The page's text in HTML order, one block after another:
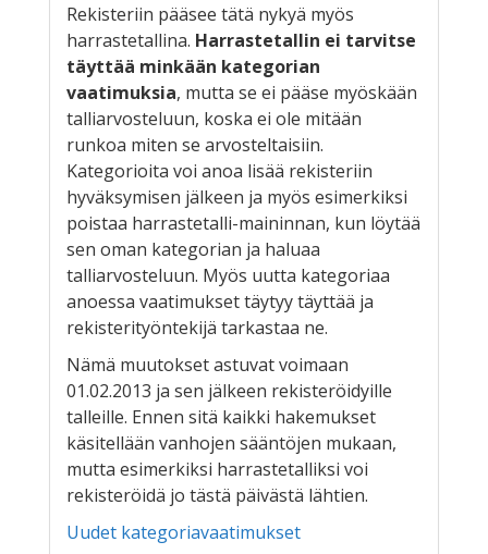
Rekisteriin pääsee tätä nykyä myös
harrastetallina. Harrastetallin ei tarvitse
täyttää minkään kategorian
vaatimuksia, mutta se ei pääse myöskään
talliarvosteluun, koska ei ole mitään
runkoa miten se arvosteltaisiin.
Kategorioita voi anoa lisää rekisteriin
hyväksymisen jälkeen ja myös esimerkiksi
poistaa harrastetalli-maininnan, kun löytää
sen oman kategorian ja haluaa
talliarvosteluun. Myös uutta kategoriaa
anoessa vaatimukset täytyy täyttää ja
rekisterityöntekijä tarkastaa ne.
Nämä muutokset astuvat voimaan
01.02.2013 ja sen jälkeen rekisteröidyille
talleille. Ennen sitä kaikki hakemukset
käsitellään vanhojen sääntöjen mukaan,
mutta esimerkiksi harrastetalliksi voi
rekisteröidä jo tästä päivästä lähtien.
Uudet kategoriavaatimukset